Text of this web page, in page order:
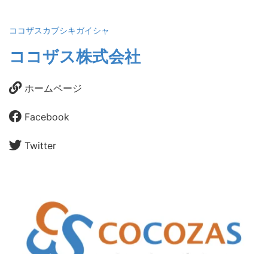
ココザスカブシキガイシャ
ココザス株式会社
ホームページ
Facebook
Twitter